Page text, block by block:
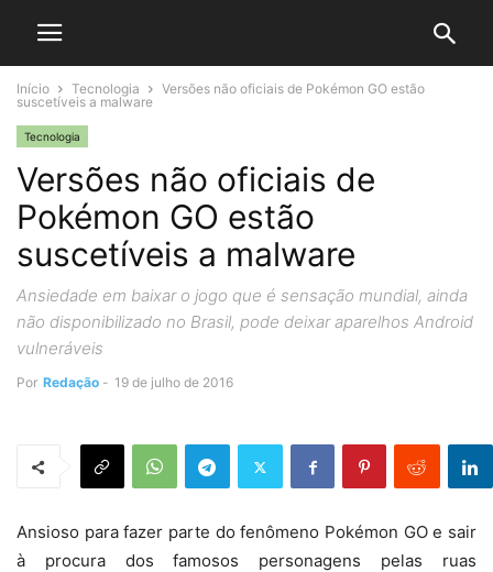
Início Tecnologia
Versões não oficiais de Pokémon GO estão
suscetíveis a malware
Tecnologia
Versões não oficiais de
Pokémon GO estão
suscetíveis a malware
Ansiedade em baixar o jogo que é sensação mundial, ainda
não disponibilizado no Brasil, pode deixar aparelhos Android
vulneráveis
Por Redação - 19 de julho de 2016
Ansioso para fazer parte do fenômeno Pokémon GO e sair
à procura dos famosos personagens pelas ruas